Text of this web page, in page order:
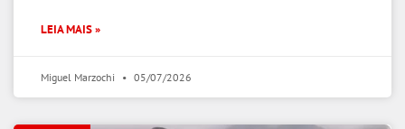
LEIA MAIS »
Miguel Marzochi 05/07/2026